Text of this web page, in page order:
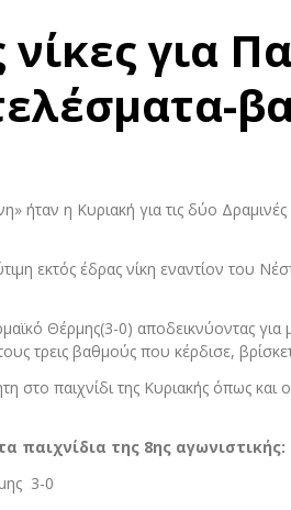
νίκες για
ήταν η Κυριακή για τις δύο
εκτός έδρας νίκη εναντίον του
Θέρμης(3-0) αποδεικνύοντας
τρεις βαθμούς που κέρδισε,
στο παιχνίδι της Κυριακής όπως
παιχνίδια της 8ης αγωνιστικής:
3-0